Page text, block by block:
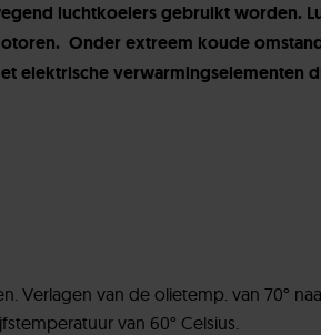
luchtkoelers gebruikt worden.
Onder extreem koude
elektrische verwarmingselementen
Verlagen van de olietemp. van 70°
van 60° Celsius.